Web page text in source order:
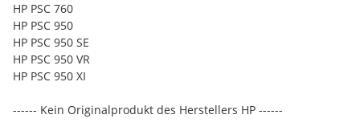
HP PSC 760
HP PSC 950
HP PSC 950 SE
HP PSC 950 VR
HP PSC 950 XI
------ Kein Originalprodukt des Herstellers HP ------